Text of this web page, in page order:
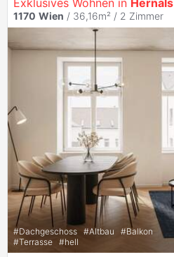
Exklusives Wohnen in Hernals
1170 Wien / 36,16m² / 2 Zimmer
#Dachgeschoss #Altbau #Balkon
#Terrasse #hell